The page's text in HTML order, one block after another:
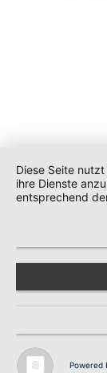
Diese Seite
ihre Dienste
entsprechend
Powered